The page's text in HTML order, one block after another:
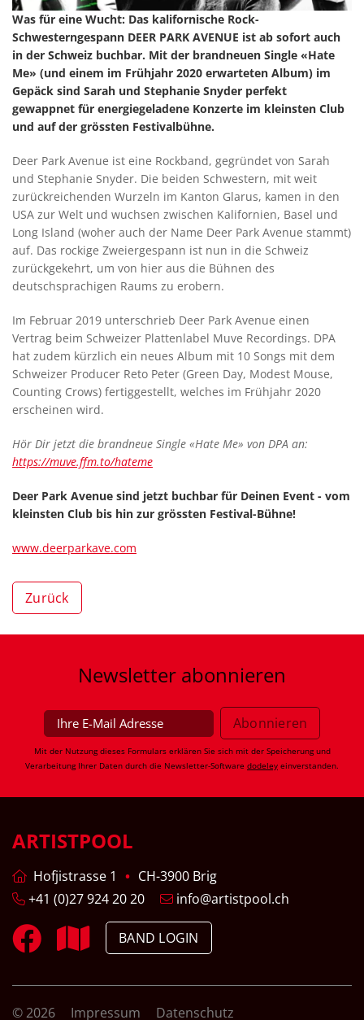
Was für eine Wucht: Das kalifornische Rock-
Schwesterngespann DEER PARK AVENUE ist ab sofort auch
in der Schweiz buchbar. Mit der brandneuen Single «Hate
Me» (und einem im Frühjahr 2020 erwarteten Album) im
Gepäck sind Sarah und Stephanie Snyder perfekt
gewappnet für energiegeladene Konzerte im kleinsten Club
und auf der grössten Festivalbühne.
Deer Park Avenue ist eine Rockband, gegründet von Sarah
und Stephanie Snyder. Die beiden Schwestern, mit weit
zurückreichenden Wurzeln im Kanton Glarus, kamen in den
USA zur Welt und wuchsen zwischen Kalifornien, Basel und
Long Island (woher auch der Name Deer Park Avenue stammt)
auf. Das rockige Zweiergespann ist nun in die Schweiz
zurückgekehrt, um von hier aus die Bühnen des
deutschsprachigen Raums zu erobern.
Im Februar 2019 unterschrieb Deer Park Avenue einen
Vertrag beim Schweizer Plattenlabel Muve Recordings. DPA
hat zudem kürzlich ein neues Album mit 10 Songs mit dem
Schweizer Producer Reto Peter (Green Day, Modest Mouse,
Counting Crows) fertiggestellt, welches im Frühjahr 2020
erscheinen wird.
Hör Dir jetzt die brandneue Single «Hate Me» von DPA an:
https://muve.ffm.to/hateme
Deer Park Avenue sind jetzt buchbar für Deinen Event - vom
kleinsten Club bis hin zur grössten Festival-Bühne!
www.deerparkave.com
Zurück
Newsletter abonnieren
Mit der Nutzung dieses Formulars erklären Sie sich mit der Speicherung und
Verarbeitung Ihrer Daten durch die Newsletter-Software dodeley einverstanden.
ARTISTPOOL
Hofjistrasse 1
CH-3900 Brig
+41 (0)27 924 20 20
info@artistpool.ch
BAND LOGIN
© 2026 Impressum Datenschutz